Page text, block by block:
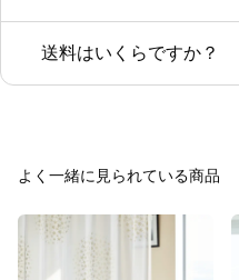
送料はいくらですか？
よく一緒に見られている商品